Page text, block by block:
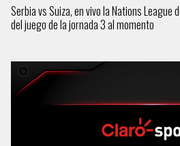
Serbia vs Suiza, en vivo la Nations League
del juego de la jornada 3 al momento